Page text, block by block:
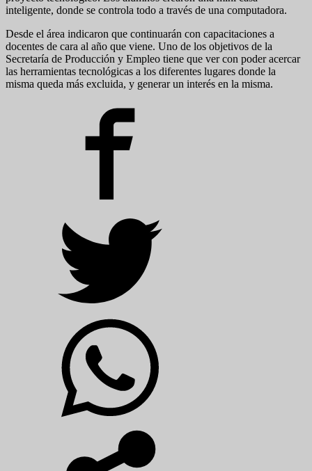
inteligente, donde se controla todo a través de una computadora.
Desde el área indicaron que continuarán con capacitaciones a
docentes de cara al año que viene. Uno de los objetivos de la
Secretaría de Producción y Empleo tiene que ver con poder acercar
las herramientas tecnológicas a los diferentes lugares donde la
misma queda más excluida, y generar un interés en la misma.